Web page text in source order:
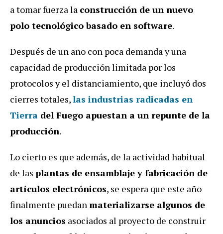
a tomar fuerza la construcción de un nuevo
polo tecnológico basado en software.
Después de un año con poca demanda y una
capacidad de producción limitada por los
protocolos y el distanciamiento, que incluyó dos
cierres totales,las industrias radicadas en
Tierra del Fuego apuestan a un repunte de la
producción.
Lo cierto es que además, de la actividad habitual
de las plantas de ensamblaje y fabricación de
artículos electrónicos, se espera que este año
finalmente puedanmaterializarse algunos de
los anuncios asociados al proyecto de construir